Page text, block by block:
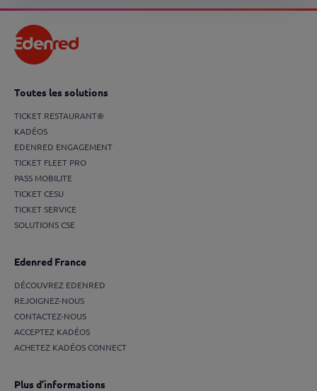
Toutes les solutions
TICKET RESTAURANT®
KADÉOS
EDENRED ENGAGEMENT
TICKET FLEET PRO
PASS MOBILITE
TICKET CESU
TICKET SERVICE
SOLUTIONS CSE
Edenred France
DÉCOUVREZ EDENRED
REJOIGNEZ-NOUS
CONTACTEZ-NOUS
ACCEPTEZ KADÉOS
ACHETEZ KADÉOS CONNECT
Plus d’informations